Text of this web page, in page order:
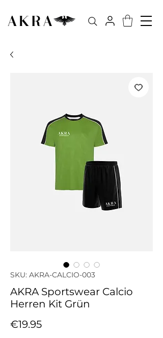
SKU: AKRA-CALCIO-003
AKRA Sportswear Calcio
Herren Kit Grün
€19.95Price